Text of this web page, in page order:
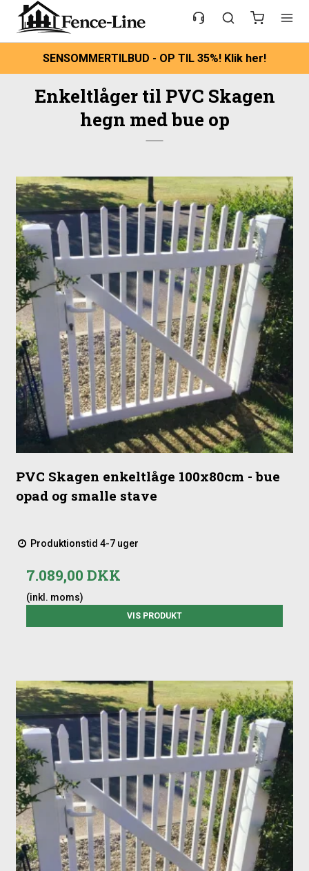
SENSOMMERTILBUD - OP TIL 35%! Klik her!
Enkeltlåger til PVC Skagen
hegn med bue op
PVC Skagen enkeltlåge 100x80cm - bue
opad og smalle stave
Produktionstid 4-7 uger
7.089,00 DKK
(inkl. moms)
VIS PRODUKT